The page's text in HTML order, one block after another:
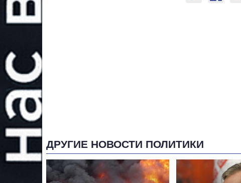
ДРУГИЕ НОВОСТИ ПОЛИТИКИ